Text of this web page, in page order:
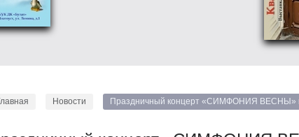
Новости Праздничный концерт «СИМФОНИЯ ВЕСНЫ» и